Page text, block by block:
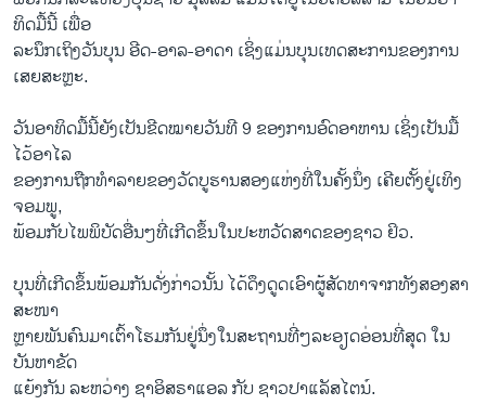
ທິດມື້ນີ້ ເພື່ອ
ລະນຶກເຖິງວັນບຸນ ອີດ-ອາລ-ອາດາ ເຊິ່ງແມ່ນບຸນເທດສະການຂອງການ
ເສຍສະຫຼະ.
ວັນ​ອາ​ທິດມື້ນີ້​ຍັງ​ເປັນ​ຂີດ​ໝາຍ​ວັນ​ທີ 9 ຂອງ​ການ​ອົດ​ອາ​ຫານ ເຊິ່ງ​ເປັນ​ມື້​
ໄວ້​ອາ​ໄລ​
ຂອງການຖືກທຳລາຍຂອງວັດບູຮານສອງແຫ່ງທີ່ໃນຄັ້ງນຶ່ງ ເຄີຍຕັ້ງຢູ່ເທິງ
ຈອມພູ,
ພ້ອມກັບໄພພິບັດອື່ນໆທີ່ເກີດຂຶ້ນໃນປະຫວັດສາດຂອງຊາວ ຢິວ.
ບຸນ​ທີ່​ເກີດ​ຂຶ້ນ​ພ້ອມ​ກັນ​ດັ່ງ​ກ່າວ​ນັ້ນ ໄດ້​ດຶງ​ດູດ​ເອົາ​ຜູ້​ສັດ​ທາ​ຈາກ​ທັງ​ສອງ​ສາ​
ສະ​ໜາ
ຫຼາຍພັນຄົນມາເຕົ້າໂຮມກັນຢູ່ນຶ່ງໃນສະຖານທີ່ໆລະອຽດອ່ອນທີ່ສຸດ ໃນ
ບັນຫາຂັດ
ແຍ້ງກັນ ລະຫວ່າງ ຊາອິສຣາແອລ ກັບ ຊາວປາແລັສໄຕນ໌.